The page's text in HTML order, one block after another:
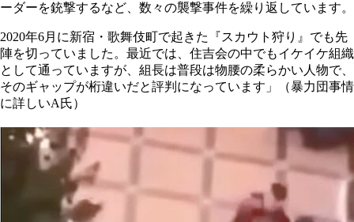
ーダーを銃撃するなど、数々の襲撃事件を繰り返しています。
2020年6月に新宿・歌舞伎町で起きた『スカウト狩り』でも先
陣を切っていました。最近では、住吉会の中でもイケイケ組織
として通っていますが、組長は普段は物腰の柔らかい人物で、
そのギャップが桁違いだと評判になっています」（暴力団事情
に詳しいA氏）